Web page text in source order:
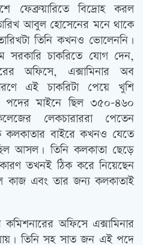
ফেব্রুয়ারিতে বিদ্রোহ করল
আবুল হোসেনের মনে থাকে
তিনি কখনও ভোলেননি।
সরকারি চাকরিতে যোগ দেন,
অফিসে, এক্সামিনার অব
এই চাকরিটা পেয়ে খুশি
পদের মাইনে ছিল ৩৫০-৪৬০
লেকচারাররা পেতেন
বাইরে কখনও যেতে
আসল। তিনি কলকাতা ছেড়ে
তখনই ঠিক করে নিয়েছেন
কাজ এবং তার জন্য কলকাতাই
অফিসে এক্সামিনার
তিনি সহ সাত জন এই পদে